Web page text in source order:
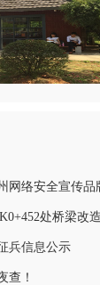
兵信息公示
查！